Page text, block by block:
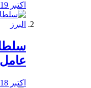
اکتبر 19, 2019
عامل
اکتبر 18, 2019